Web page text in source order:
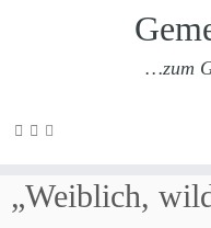
Zum
…zum
„Weiblich,